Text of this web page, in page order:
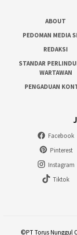
ABOUT
PEDOMAN MEDIA
REDAKSI
STANDAR
WARTAWAN
PENGADUAN
Facebook
Pinterest
Instagram
Tiktok
©PT Torus Nunggul